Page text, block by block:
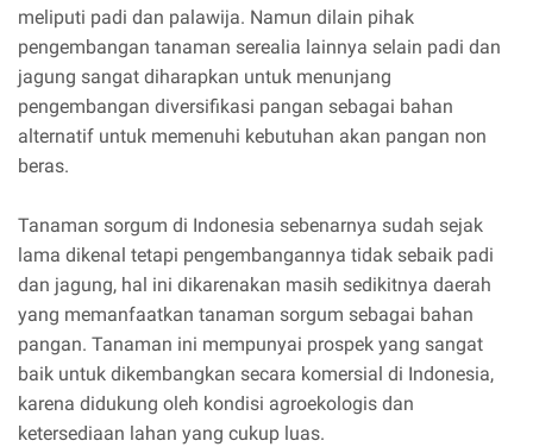
meliputi padi dan palawija. Namun dilain pihak
pengembangan tanaman serealia lainnya selain padi dan
jagung sangat diharapkan untuk menunjang
pengembangan diversifikasi pangan sebagai bahan
alternatif untuk memenuhi kebutuhan akan pangan non
beras.
Tanaman sorgum di Indonesia sebenarnya sudah sejak
lama dikenal tetapi pengembangannya tidak sebaik padi
dan jagung, hal ini dikarenakan masih sedikitnya daerah
yang memanfaatkan tanaman sorgum sebagai bahan
pangan. Tanaman ini mempunyai prospek yang sangat
baik untuk dikembangkan secara komersial di Indonesia,
karena didukung oleh kondisi agroekologis dan
ketersediaan lahan yang cukup luas.